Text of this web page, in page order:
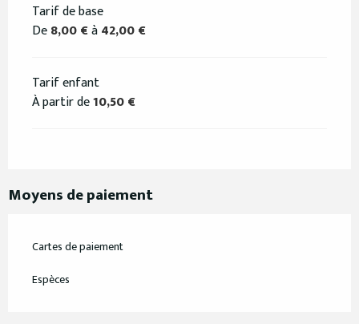
Tarif de base
De8,00 €à42,00 €
Tarif enfant
À partir de10,50 €
Moyens de paiement
Cartes de paiement
Espèces